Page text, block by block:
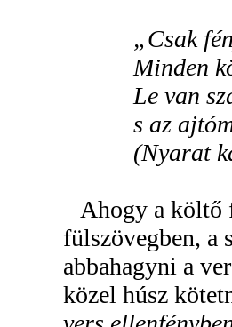
„Csak
Minden
Le van
s az
(Nyarat
Ahogy a költő
fülszövegben, a
abbahagyni a
közel húsz